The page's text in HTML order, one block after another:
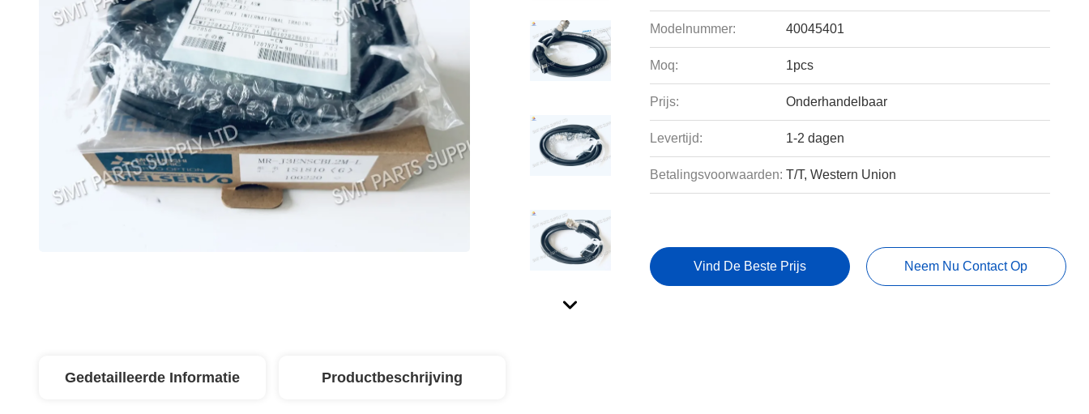
Modelnummer: 40045401
Moq: 1pcs
Prijs: Onderhandelbaar
Levertijd: 1-2 dagen
Betalingsvoorwaarden: T/T, Western Union
Vind De Beste Prijs Neem Nu Contact Op
Gedetailleerde Informatie Productbeschrijving